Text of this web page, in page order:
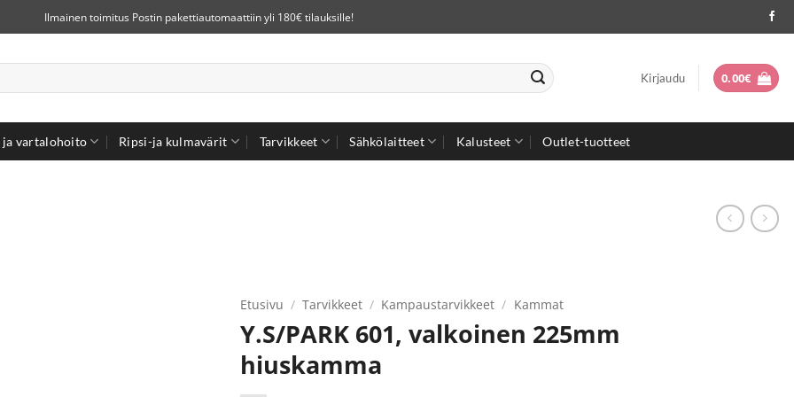
Ilmainen toimitus Postin pakettiautomaattiin yli 180€ tilauksille!
Kirjaudu 0.00€
ja vartalohoito Ripsi-ja kulmavärit Tarvikkeet Sähkölaitteet Kalusteet Outlet-tuotteet
Etusivu / Tarvikkeet / Kampaustarvikkeet / Kammat
Y.S/PARK 601, valkoinen 225mm
hiuskamma